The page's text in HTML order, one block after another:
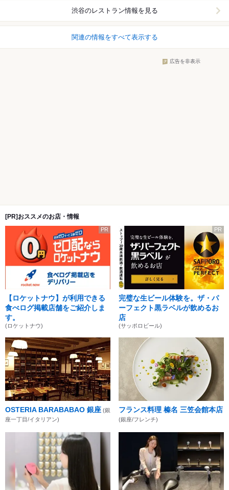
渋谷のレストラン情報を見る
関連の情報をすべて表示する
広告を非表示
[PR]おススメのお店・情報
PR
【ロケットナウ】が利用できる
食べログ掲載店舗をご紹介しま
す。
(ロケットナウ)
PR
完璧な生ビール体験を。ザ・パ
ーフェクト黒ラベルが飲めるお
店
(サッポロビール)
OSTERIA BARABABAO 銀座 (銀
座一丁目/イタリアン)
フランス料理 榛名 三笠会館本店
(銀座/フレンチ)